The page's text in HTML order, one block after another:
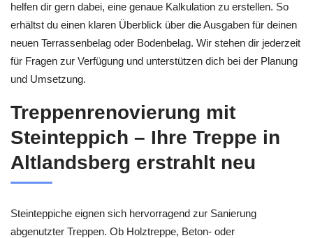
helfen dir gern dabei, eine genaue Kalkulation zu erstellen. So
erhältst du einen klaren Überblick über die Ausgaben für deinen
neuen Terrassenbelag oder Bodenbelag. Wir stehen dir jederzeit
für Fragen zur Verfügung und unterstützen dich bei der Planung
und Umsetzung.
Treppenrenovierung mit
Steinteppich – Ihre Treppe in
Altlandsberg erstrahlt neu
Steinteppiche eignen sich hervorragend zur Sanierung
abgenutzter Treppen. Ob Holztreppe, Beton- oder